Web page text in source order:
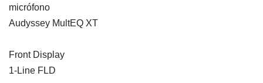
micrófono
Audyssey MultEQ XT
Front Display
1-Line FLD